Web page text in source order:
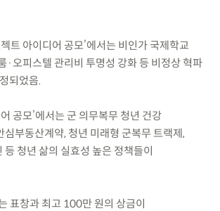
트 아이디어 공모’에서는 비인가 국제학교
·오피스텔 관리비 투명성 강화 등 비정상 혁파
되었음.
공모’에서는 군 의무복무 청년 건강
심부동산계약, 청년 미래형 군복무 트랙제,
청년 삶의 실효성 높은 정책들이
표창과 최고 100만 원의 상금이